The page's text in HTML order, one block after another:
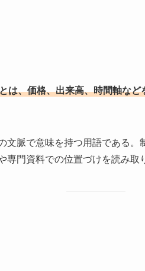
は、価格、出来高、時間軸な
文脈で意味を持つ用語である
専門資料での位置づけを読み取